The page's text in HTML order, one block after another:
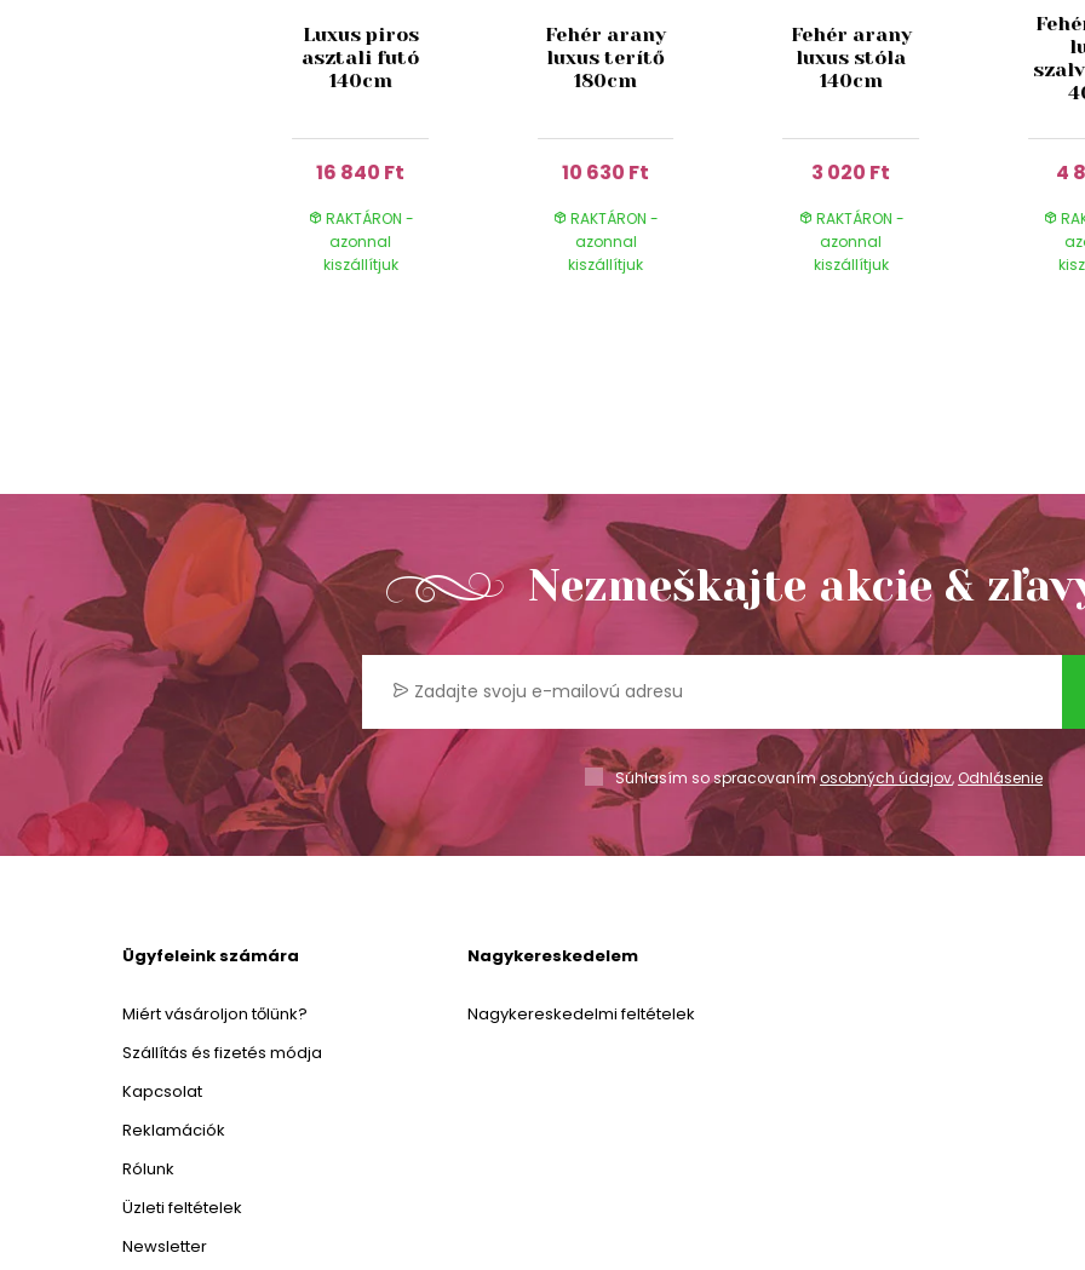
Luxus piros
asztali futó
140cm
16 840 Ft
RAKTÁRON -
azonnal
kiszállítjuk
Fehér arany
luxus terítő
180cm
10 630 Ft
RAKTÁRON -
azonnal
kiszállítjuk
Fehér arany
luxus stóla
140cm
3 020 Ft
RAKTÁRON -
azonnal
kiszállítjuk
4
Nezmeškajte akcie &
Súhlasím so spracovanímosobných údajov,Odhlásenie
Ügyfeleink számára
Miért vásároljon tőlünk?
Szállítás és fizetés módja
Kapcsolat
Reklamációk
Rólunk
Üzleti feltételek
Newsletter
Nagykereskedelem
Nagykereskedelmi feltételek